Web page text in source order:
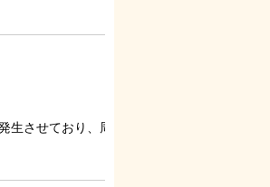
生させており、周